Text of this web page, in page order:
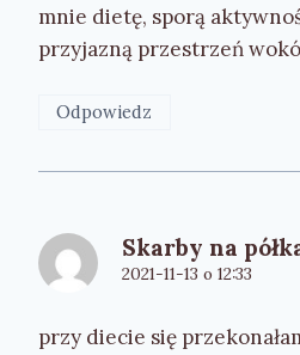
mnie dietę, sporą
przyjazną przestrzeń
Odpowiedz
Skarby na
2021-11-13 o 12:33
przy diecie się